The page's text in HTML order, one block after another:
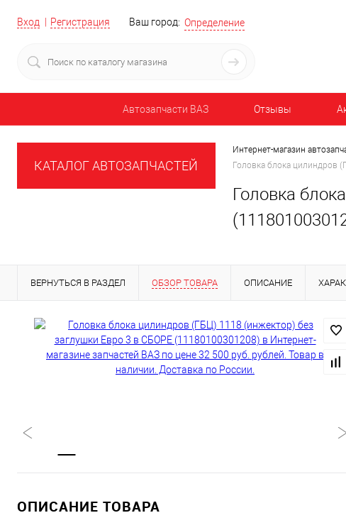
Вход Регистрация Ваш город: Определение
Автозапчасти ВАЗ Отзывы
КАТАЛОГ АВТОЗАПЧАСТЕЙ
Интернет-магазин
Головка блока цилиндров
Головка
ВЕРНУТЬСЯ В РАЗДЕЛ ОБЗОР ТОВАРА ОПИСАНИЕ
ОПИСАНИЕ ТОВАРА